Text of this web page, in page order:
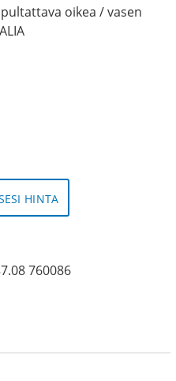
pultattava oikea / vasen
HINTA
760086